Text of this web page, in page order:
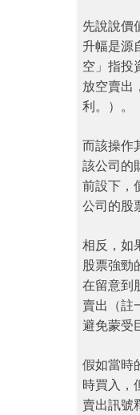
先說說價
升幅是源
空」指投
放空賣出
利。）。
而該操作
該公司的
前設下，
公司的股
相反，如
股票強勁
在留意到
賣出（註
避免蒙受
假如當時
時買入，
賣出訊號